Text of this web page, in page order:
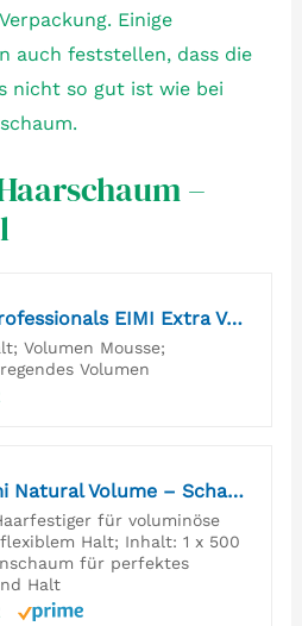
Einige
auch feststellen, dass die
nicht so gut ist wie bei
–
WELLA Professionals EIMI Extra Volume Volumen Mousse starker Halt 3x 75 ml
Volumen Mousse;
Volumen
Wella Eimi Natural Volume – Schaumfestiger für besonders natürliches Volumen – Haarschaum mit flexiblem Halt ohne zu verkleben – 1 x 500 ml
für voluminöse
Halt; Inhalt: 1 x 500
für perfektes
Halt